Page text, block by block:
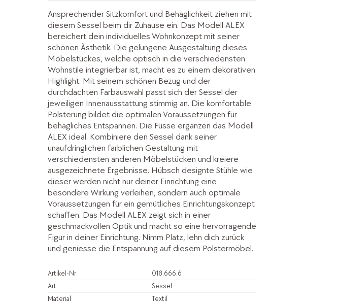
Ansprechender Sitzkomfort und Behaglichkeit ziehen mit
diesem Sessel beim dir Zuhause ein. Das Modell ALEX
bereichert dein individuelles Wohnkonzept mit seiner
schönen Ästhetik. Die gelungene Ausgestaltung dieses
Möbelstückes, welche optisch in die verschiedensten
Wohnstile integrierbar ist, macht es zu einem dekorativen
Highlight. Mit seinem schönen Bezug und der
durchdachten Farbauswahl passt sich der Sessel der
jeweiligen Innenausstattung stimmig an. Die komfortable
Polsterung bildet die optimalen Voraussetzungen für
behagliches Entspannen. Die Füsse ergänzen das Modell
ALEX ideal. Kombiniere den Sessel dank seiner
unaufdringlichen farblichen Gestaltung mit
verschiedensten anderen Möbelstücken und kreiere
ausgezeichnete Ergebnisse. Hübsch designte Stühle wie
dieser werden nicht nur deiner Einrichtung eine
besondere Wirkung verleihen, sondern auch optimale
Voraussetzungen für ein gemütliches Einrichtungskonzept
schaffen. Das Modell ALEX zeigt sich in einer
geschmackvollen Optik und macht so eine hervorragende
Figur in deiner Einrichtung. Nimm Platz, lehn dich zurück
und geniesse die Entspannung auf diesem Polstermöbel.
Artikel-Nr.
018.666.6
Art
Sessel
Material
Textil